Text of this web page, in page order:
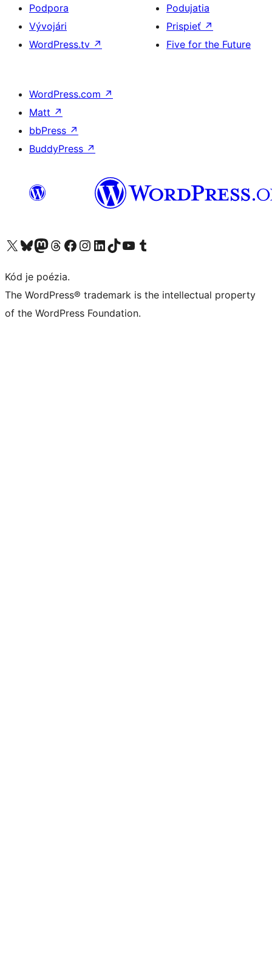
Podpora
Vývojári
WordPress.tv ↗
Podujatia
Prispieť ↗
Five for the Future
WordPress.com ↗
Matt ↗
bbPress ↗
BuddyPress ↗
Navštívte náš účet na X (predtým Twitter)
Navštívte náš účet na platforme Bluesky
Navštívte náš účet na Mastodone
Navštívte náš účet na platforme Threads
Navštívte našu stránku na Facebooku
Navštívte náš účet Instagram
Navštívte náš účet LinkedIn
Navštívte náš účet na platforme TikTok
Navštívte náš kanál YouTube
Navštívte náš účet na platforme Tumblr
Kód je poézia.
The WordPress® trademark is the intellectual property
of the WordPress Foundation.